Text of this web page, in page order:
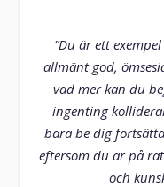
”Du är ett
allmänt god,
vad mer kan du
ingenting
bara be dig
eftersom du är på
och